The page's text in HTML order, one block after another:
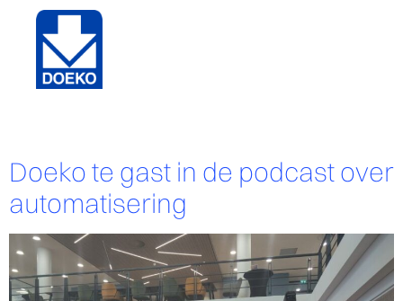
Doeko te gast in de podcast over
automatisering